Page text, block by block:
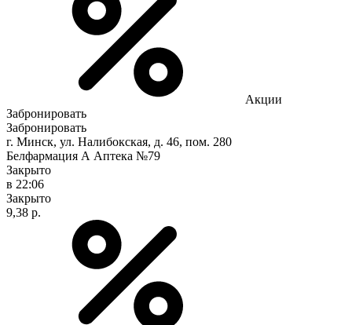
Акции
Забронировать
Забронировать
г. Минск, ул. Налибокская, д. 46, пом. 280
Белфармация А Аптека №79
Закрыто
в 22:06
Закрыто
9,38 р.